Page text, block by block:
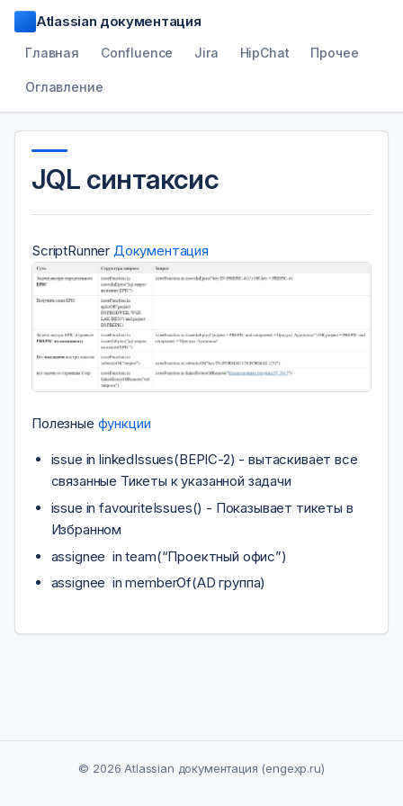
Atlassian документация
Главная Confluence Jira HipChat Прочее
Оглавление
JQL синтаксис
ScriptRunner Документация
Полезные функции
issue in linkedIssues(BEPIC-2) - вытаскивает все
связанные Тикеты к указанной задачи
issue in favouriteIssues() - Показывает тикеты в
Избранном
assignee in team(“Проектный офис”)
assignee in memberOf(AD группа)
© 2026 Atlassian документация (engexp.ru)